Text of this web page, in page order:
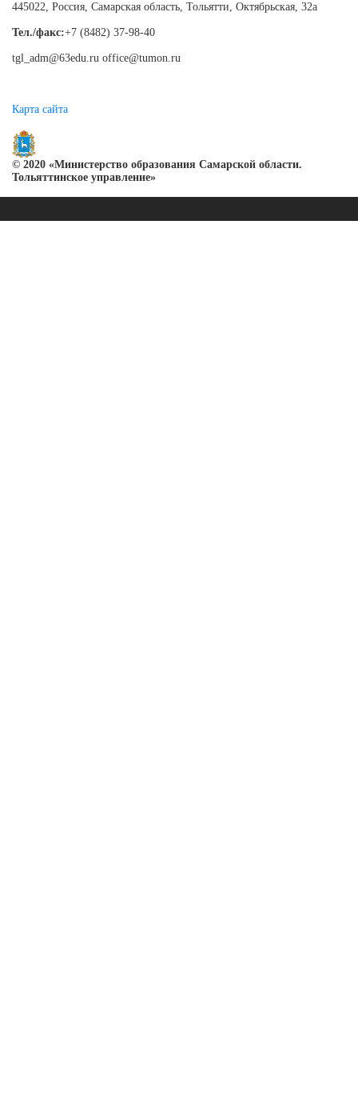
445022, Россия, Самарская область, Тольятти, Октябрьская, 32а
Тел./факс:+7 (8482) 37-98-40
tgl_adm@63edu.ru office@tumon.ru
Карта сайта
© 2020 «Министерство образования Самарской области.
Тольяттинское управление»